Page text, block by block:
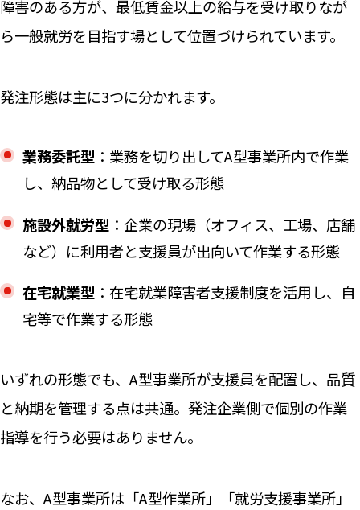
障害のある方が、最低賃金以上の給与を受け取りなが
ら一般就労を目指す場として位置づけられています。
発注形態は主に3つに分かれます。
業務委託型：業務を切り出してA型事業所内で作業
し、納品物として受け取る形態
施設外就労型 ：企業の現場（オフィス、工場、店舗
など）に利用者と支援員が出向いて作業する形態
在宅就業型 ：在宅就業障害者支援制度を活用し、自
宅等で作業する形態
いずれの形態でも、A型事業所が支援員を配置し、品質
と納期を管理する点は共通。発注企業側で個別の作業
指導を行う必要はありません。
なお、A型事業所は「A型作業所」「就労支援事業所」